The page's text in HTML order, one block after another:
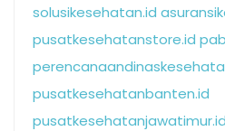
solusikesehatan.id
pusatkesehatanstore.id
pusatkesehatanbanten.id
pusatkesehatanjawatimur.id